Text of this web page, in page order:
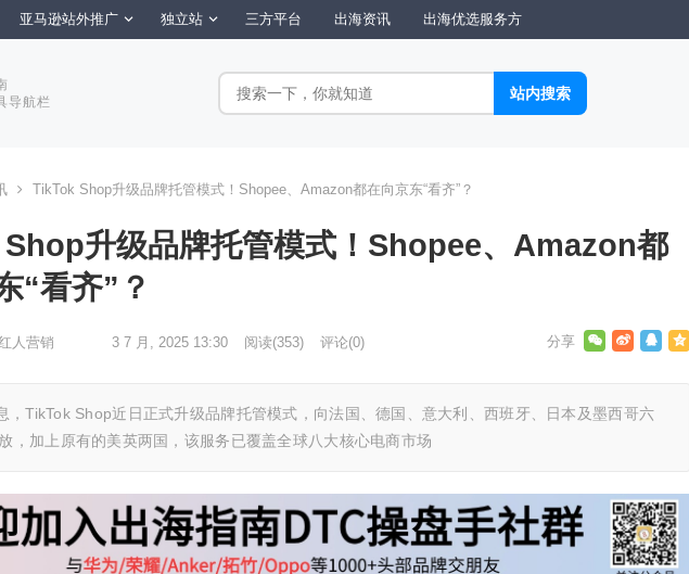
亚马逊站外推广 独立站 三方平台 出海资讯 出海优选服务方
导航栏
TikTok Shop升级品牌托管模式！Shopee、Amazon都在向京东“看齐”？
升级品牌托管模式！Shopee、Amazon都
“看齐”？
人营销 3 7 月, 2025 13:30 阅读(353) 评论(0)
，TikTok Shop近日正式升级品牌托管模式，向法国、德国、意大利、西班牙、日本及墨西哥六
，加上原有的美英两国，该服务已覆盖全球八大核心电商市场